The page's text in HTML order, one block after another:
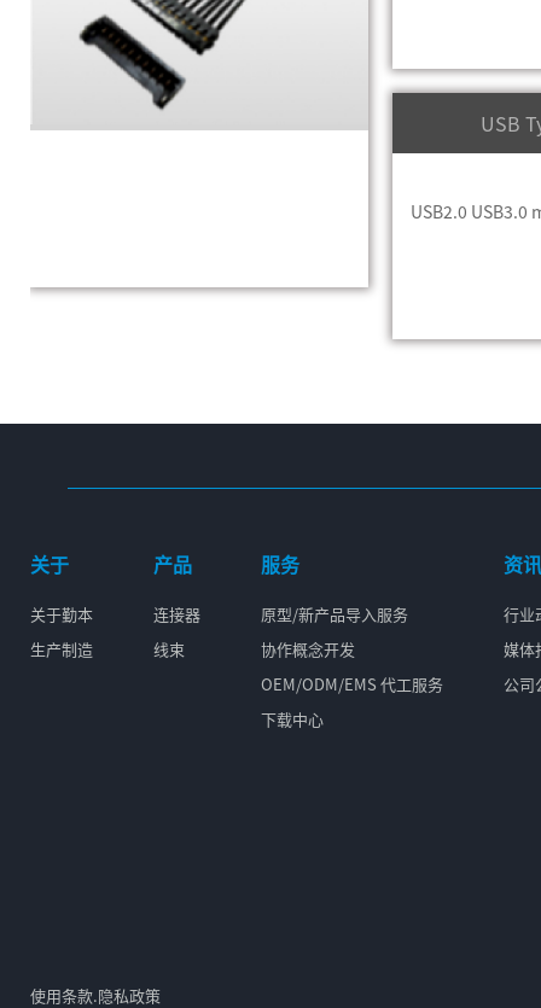
USB
USB2.0 USB3.0
关于
关于勤本
生产制造
产品
连接器
线束
服务
原型/新产品导入服务
协作概念开发
OEM/ODM/EMS 代工服务
下载中心
资讯
行业
媒体
公司
使用条款.隐私政策